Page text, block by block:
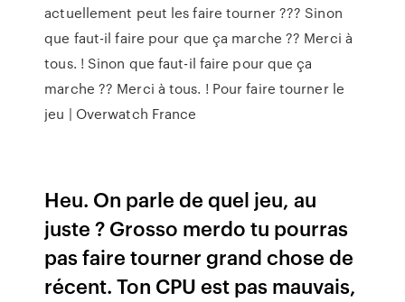
actuellement peut les faire tourner ??? Sinon
que faut-il faire pour que ça marche ?? Merci à
tous. ! Sinon que faut-il faire pour que ça
marche ?? Merci à tous. ! Pour faire tourner le
jeu | Overwatch France
Heu. On parle de quel jeu, au
juste ? Grosso merdo tu pourras
pas faire tourner grand chose de
récent. Ton CPU est pas mauvais,